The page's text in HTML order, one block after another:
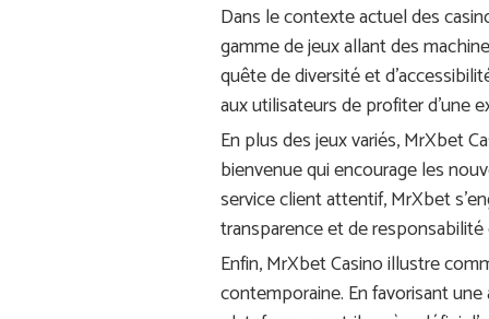
Dans le contexte actuel des
gamme de jeux allant des
quête de diversité et
aux utilisateurs de profiter d’une
En plus des jeux variés, MrXbet
bienvenue qui encourage les
service client attentif, MrXbet
transparence et de responsabilité
Enfin, MrXbet Casino illustre
contemporaine. En favorisant